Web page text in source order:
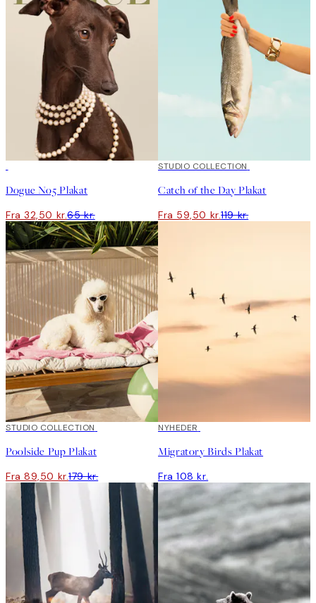
Dogue No5 Plakat
Fra 32,50 kr.65 kr.
50%*
STUDIO COLLECTION
Catch of the Day Plakat
Fra 59,50 kr.119 kr.
50%*
STUDIO COLLECTION
Poolside Pup Plakat
Fra 89,50 kr.179 kr.
NYHEDER
Migratory Birds Plakat
Fra 108 kr.